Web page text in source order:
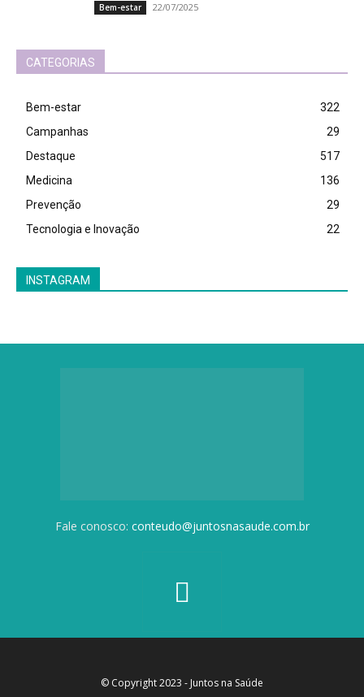
Bem-estar 22/07/2025
CATEGORIAS
Bem-estar
322
Campanhas
29
Destaque
517
Medicina
136
Prevenção
29
Tecnologia e Inovação
22
INSTAGRAM
Fale conosco: conteudo@juntosnasaude.com.br
© Copyright 2023 - Juntos na Saúde